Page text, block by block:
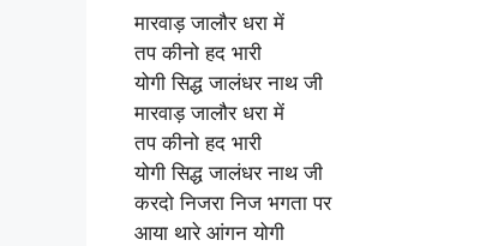
मारवाड़ जालौर धरा में
तप कीनो हद भारी
योगी सिद्ध जालंधर नाथ जी
मारवाड़ जालौर धरा में
तप कीनो हद भारी
योगी सिद्ध जालंधर नाथ जी
करदो निजरा निज भगता पर
आया थारे आंगन योगी